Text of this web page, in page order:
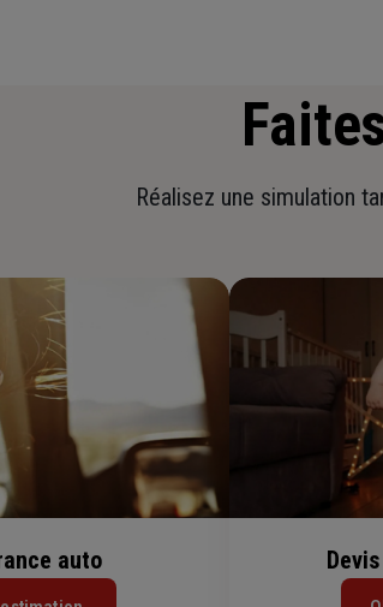
Réalisez une simulation
auto